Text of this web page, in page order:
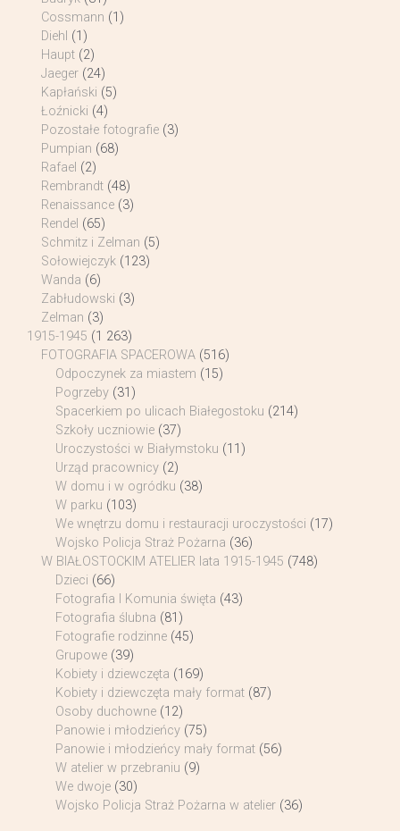
Cossmann (1)
Diehl (1)
Haupt (2)
Jaeger (24)
Kapłański (5)
Łoźnicki (4)
Pozostałe fotografie (3)
Pumpian (68)
Rafael (2)
Rembrandt (48)
Renaissance (3)
Rendel (65)
Schmitz i Zelman (5)
Sołowiejczyk (123)
Wanda (6)
Zabłudowski (3)
Zelman (3)
1915-1945 (1 263)
FOTOGRAFIA SPACEROWA (516)
Odpoczynek za miastem (15)
Pogrzeby (31)
Spacerkiem po ulicach Białegostoku (214)
Szkoły uczniowie (37)
Uroczystości w Białymstoku (11)
Urząd pracownicy (2)
W domu i w ogródku (38)
W parku (103)
We wnętrzu domu i restauracji uroczystości (17)
Wojsko Policja Straż Pożarna (36)
W BIAŁOSTOCKIM ATELIER lata 1915-1945 (748)
Dzieci (66)
Fotografia I Komunia święta (43)
Fotografia ślubna (81)
Fotografie rodzinne (45)
Grupowe (39)
Kobiety i dziewczęta (169)
Kobiety i dziewczęta mały format (87)
Osoby duchowne (12)
Panowie i młodzieńcy (75)
Panowie i młodzieńcy mały format (56)
W atelier w przebraniu (9)
We dwoje (30)
Wojsko Policja Straż Pożarna w atelier (36)